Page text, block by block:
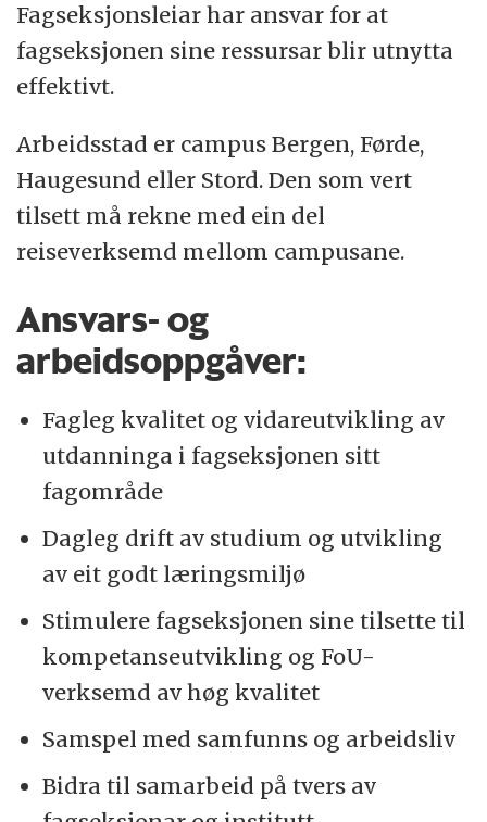
forsking og utviklingsarbeid.
Ved institutt for helse- og omsorgsvitskap
studentar fordelte på studiestadane Førde,
Bergen, Haugesund og Stord. Vi tilbyr
bachelorutdanningar i sjukepleie og
masterstudium i klinisk sjukepleie med sju
masterstudium i jordmorfag,
masterstudium i samhandling og
klinisk allmennsjukepleie og master i
sjukepleie - kliniske spesialitetar, samt ei
rekkje vidareutdanningar. Forskinga vår har
som mål å styrke kunnskapsgrunnlaget
innan klinisk sjukepleie, kvalitet og
innovasjon i helse- og omsorgstenester,
folkehelse og livsstil samt
utdanningskvalitet.
Fagseksjonsleiar har ansvar for at
fagseksjonen sine ressursar blir utnytta
effektivt.
Arbeidsstad er campus Bergen, Førde,
Haugesund eller Stord. Den som vert
tilsett må rekne med ein del
reiseverksemd mellom campusane.
Ansvars- og
arbeidsoppgåver:
Fagleg kvalitet og vidareutvikling av
utdanninga i fagseksjonen sitt
fagområde
Dagleg drift av studium og utvikling
av eit godt læringsmiljø
Stimulere fagseksjonen sine tilsette til
kompetanseutvikling og FoU-
verksemd av høg kvalitet
Samspel med samfunns og arbeidsliv
Bidra til samarbeid på tvers av